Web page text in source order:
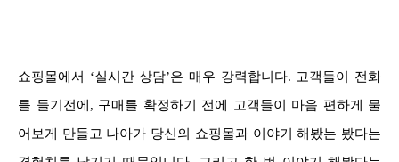
쇼핑몰에서 ‘실시간 상담’은 매우 강력합니다. 고객들이 전화
를 들기전에, 구매를 확정하기 전에 고객들이 마음 편하게 물
어보게 만들고 나아가 당신의 쇼핑몰과 이야기 해봤는 봤다는